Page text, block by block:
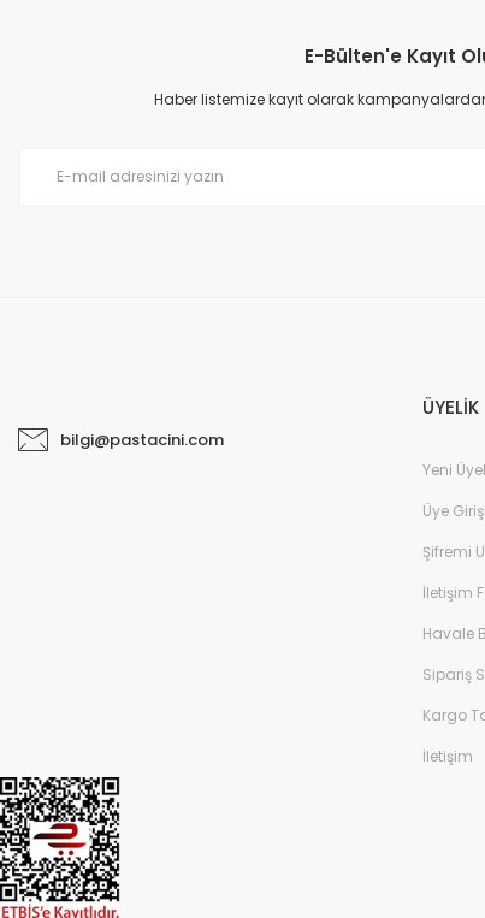
Ürün resmi kalitesiz, bozuk veya görüntülenemiyor.
Ürün açıklamasında eksik bilgiler bulunuyor.
E-Bülten'e Kayıt
Haber listemize kayıt olarak
bilgi@pastacini.com
ÜYELİK
Yeni
Üye Girişi
Şifremi
İletişim
Havale
Sipariş
Kargo
İletişim